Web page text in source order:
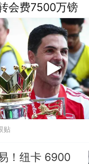
会费7500万镑
贴
！纽卡 6900